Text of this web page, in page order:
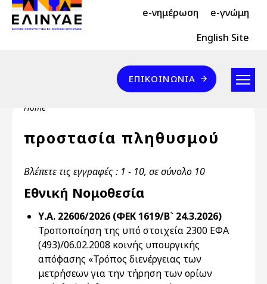
Skip to main content
Header Top 2 e-νημέρωση e-γνώμη
Header Top English Site
Επικοινωνία
ΕΠΙΚΟΙΝΩΝΊΑ
Breadcrumb
Home
προστασία πληθυσμού
Βλέπετε τις εγγραφές : 1 - 10, σε σύνολο 10
Εθνική Νομοθεσία
Υ.Α. 22606/2026 (ΦΕΚ 1619/Β` 24.3.2026)
Τροποποίηση της υπό στοιχεία 2300 ΕΦΑ
(493)/06.02.2008 κοινής υπουργικής
απόφασης «Τρόπος διενέργειας των
μετρήσεων για την τήρηση των ορίων